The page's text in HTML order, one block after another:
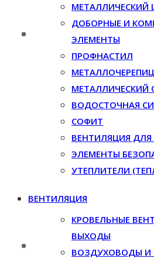
МЕТАЛЛИЧЕСКИЙ
ДОБОРНЫЕ И
ЭЛЕМЕНТЫ
ПРОФНАСТИЛ
МЕТАЛЛИЧЕСКИЙ
ВОДОСТОЧНАЯ
СОФИТ
ВЕНТИЛЯЦИЯ
ЭЛЕМЕНТЫ
УТЕПЛИТЕЛИ
ВЕНТИЛЯЦИЯ
КРОВЕЛЬНЫЕ
ВЫХОДЫ
ВОЗДУХОВОДЫ И